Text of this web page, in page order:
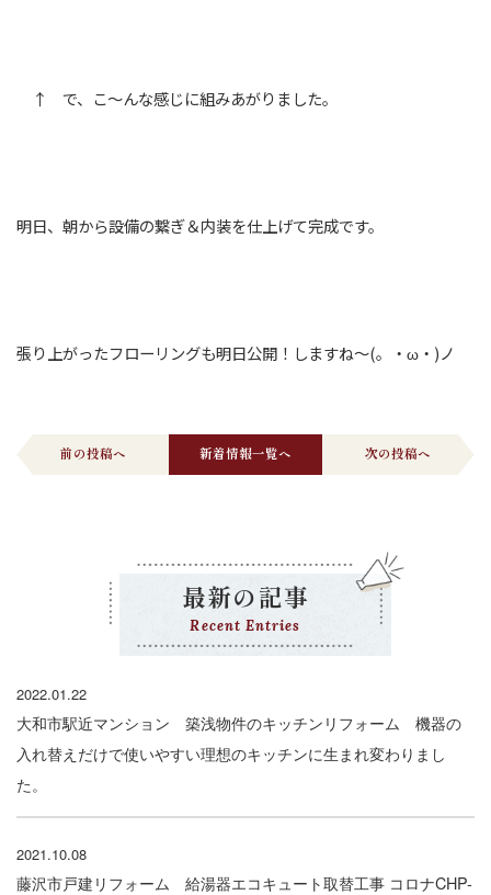
↑ で、こ～んな感じに組みあがりました。
明日、朝から設備の繋ぎ＆内装を仕上げて完成です。
張り上がったフローリングも明日公開！しますね～(。・ω・)ノ
前の投稿へ 新着情報一覧へ 次の投稿へ
最新の記事
Recent Entries
2022.01.22
大和市駅近マンション 築浅物件のキッチンリフォーム 機器の
入れ替えだけで使いやすい理想のキッチンに生まれ変わりまし
た。
2021.10.08
藤沢市戸建リフォーム 給湯器エコキュート取替工事 コロナCHP-